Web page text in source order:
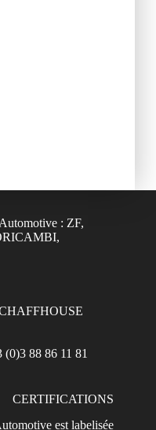
88 86 11 81
CERTIFICATIONS